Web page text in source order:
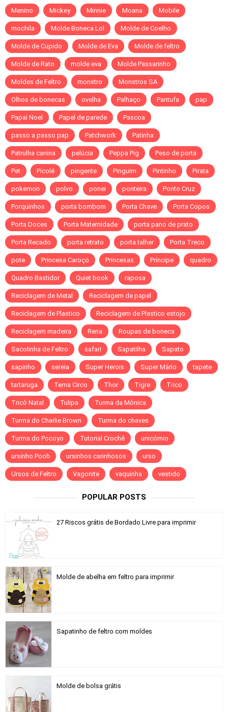
Menino Mickey Minnie Moana Mobile
mochila Molde Boneca Lol Molde de Coelho
Molde de Cupido Molde de Eva Molde de feltro
Molde de Rato molde eva Molde Passarinho
Moldes de Feltro monstro Monstros SA
Olhos de bonecas ovelha Palhaço Pantufa pap
Papai Noel Papel de parede Pascoa
passo a passo pap Patchwork Patinha
Patrulha canina pelúcia Peppa Pig Peso de porta
Pet Picolé pingente Pinguim Pintinho Pirata
pokemon polvo ponei ponteira Ponto Cruz
Porquinhos porta bombom Porta Chave Porta Copos
Porta Doces Porta Maternidade porta pano de prato
Porta Recado porta retrato porta talher Porta Treco
pote Princesa Caroço Princesas Príncipe quadro
Quadro Bastidor Quiet book raposa
Reciclagem de Metal Reciclagem de papel
Reciclagem de Plastico Reciclagem de Plastico estojo
Reciclagem madeira Rena Roupas de boneca
Sacolinha de Feltro safari Sapatilha Sapato
sapinho sereia Super Herois Super Mário tapete
tartaruga Tema Circo Thor Tigre Trico
Tricô Natal Tulipa Turma da Mônica
Turma do Charlie Brown Turma do chaves
Turma do Pocoyo Tutorial Crochê unicórnio
ursinho Pooh ursinhos carinhosos urso
Ursos de Feltro Vagonite vaquinha vestido
POPULAR POSTS
27 Riscos grátis de Bordado Livre para imprimir
Molde de abelha em feltro para imprimir
Sapatinho de feltro com moldes
Molde de bolsa grátis